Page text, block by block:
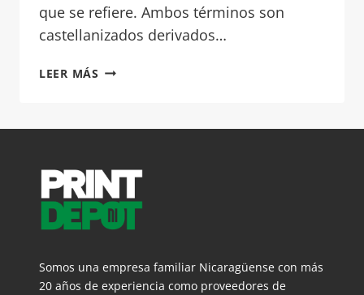
que se refiere. Ambos términos son
castellanizados derivados…
LEER MÁS ¿QUE
Y
Somos una empresa familiar Nicaragüense con más
20 años de experiencia como proveedores de